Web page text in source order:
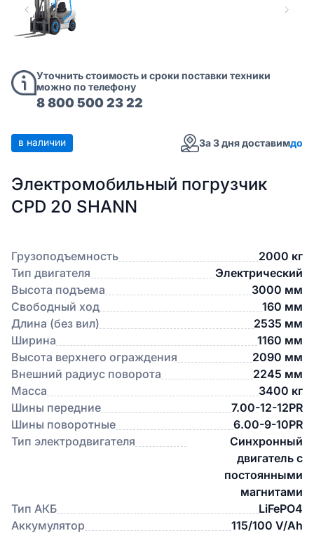
Уточнить стоимость и сроки поставки техники
можно по телефону
8 800 500 23 22
в наличии За 3 дня доставимдо
Электромобильный погрузчик
CPD 20 SHANN
Грузоподъемность
2000 кг
Тип двигателя
Электрический
Высота подъема
3000 мм
Свободный ход
160 мм
Длина (без вил)
2535 мм
Ширина
1160 мм
Высота верхнего ограждения
2090 мм
Внешний радиус поворота
2245 мм
Масса
3400 кг
Шины передние
7.00-12-12PR
Шины поворотные
6.00-9-10PR
Тип электродвигателя
Синхронный
двигатель с
постоянными
магнитами
Тип АКБ
LiFePO4
Аккумулятор
115/100 V/Ah